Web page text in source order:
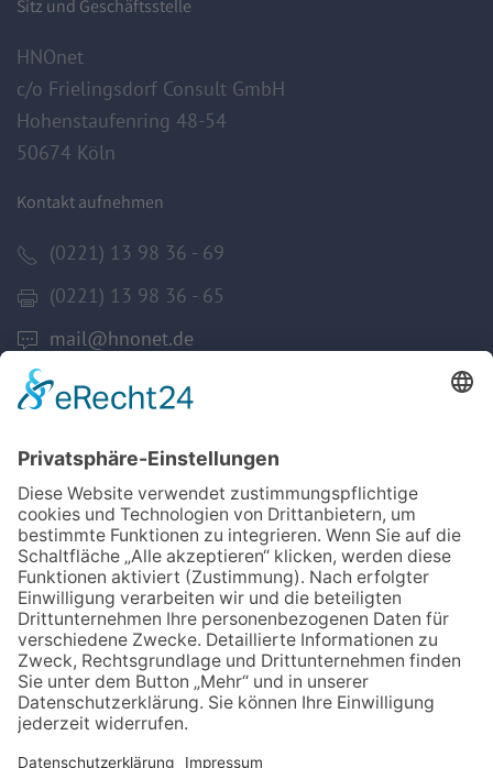
Sitz und Geschäftsstelle
HNOnet
c/o Frielingsdorf Consult GmbH
Hohenstaufenring 48-54
50674 Köln
Kontakt aufnehmen
(0221) 13 98 36 - 69
(0221) 13 98 36 - 65
mail@hnonet.de
Services
Für MFA
Arztsuche
Mitgliederbereich
Informationen
Datenschutz
Impressum
Aktuelles